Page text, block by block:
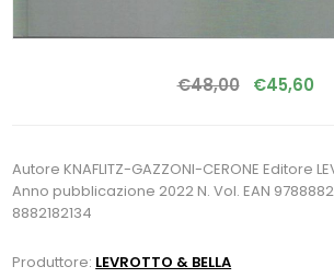
€48,00 €45,60
Autore KNAFLITZ-GAZZONI-CERONE Editore
Anno pubblicazione 2022 N. Vol. EAN
8882182134
Produttore: LEVROTTO & BELLA